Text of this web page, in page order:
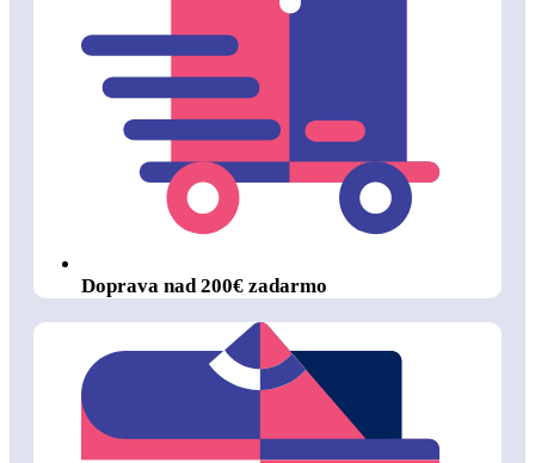
Doprava nad 200€ zadarmo